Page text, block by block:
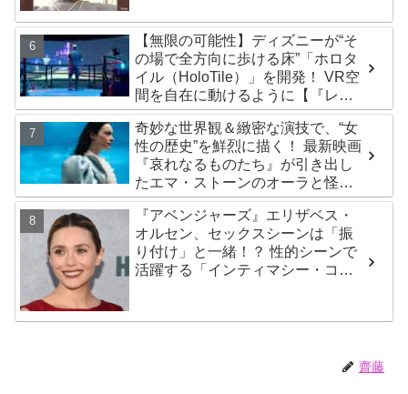
【無限の可能性】ディズニーが“そ
の場で全方向に歩ける床”「ホロタ
イル（HoloTile）」を開発！ VR空
間を自在に動けるように【『レデ
ィプレ』実現への大きな一歩？】
奇妙な世界観＆緻密な演技で、“女
性の歴史”を鮮烈に描く！ 最新映画
『哀れなるものたち』が引き出し
たエマ・ストーンのオーラと怪
演、そして緻密すぎる演技力！ こ
れは女性の“自由意志”の物語［レビ
ュー＆解説］
『アベンジャーズ』エリザベス・
オルセン、セックスシーンは「振
り付け」と一緒！？ 性的シーンで
活躍する「インティマシー・コー
齋藤